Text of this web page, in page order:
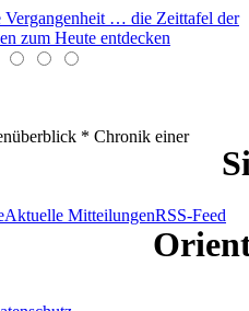
Vergangenheit … die Zeittafel der
zum Heute entdecken
* Chronik einer
Aktuelle MitteilungenRSS-Feed